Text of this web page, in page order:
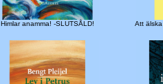
Himlar anamma! -SLUTSÅLD! Att